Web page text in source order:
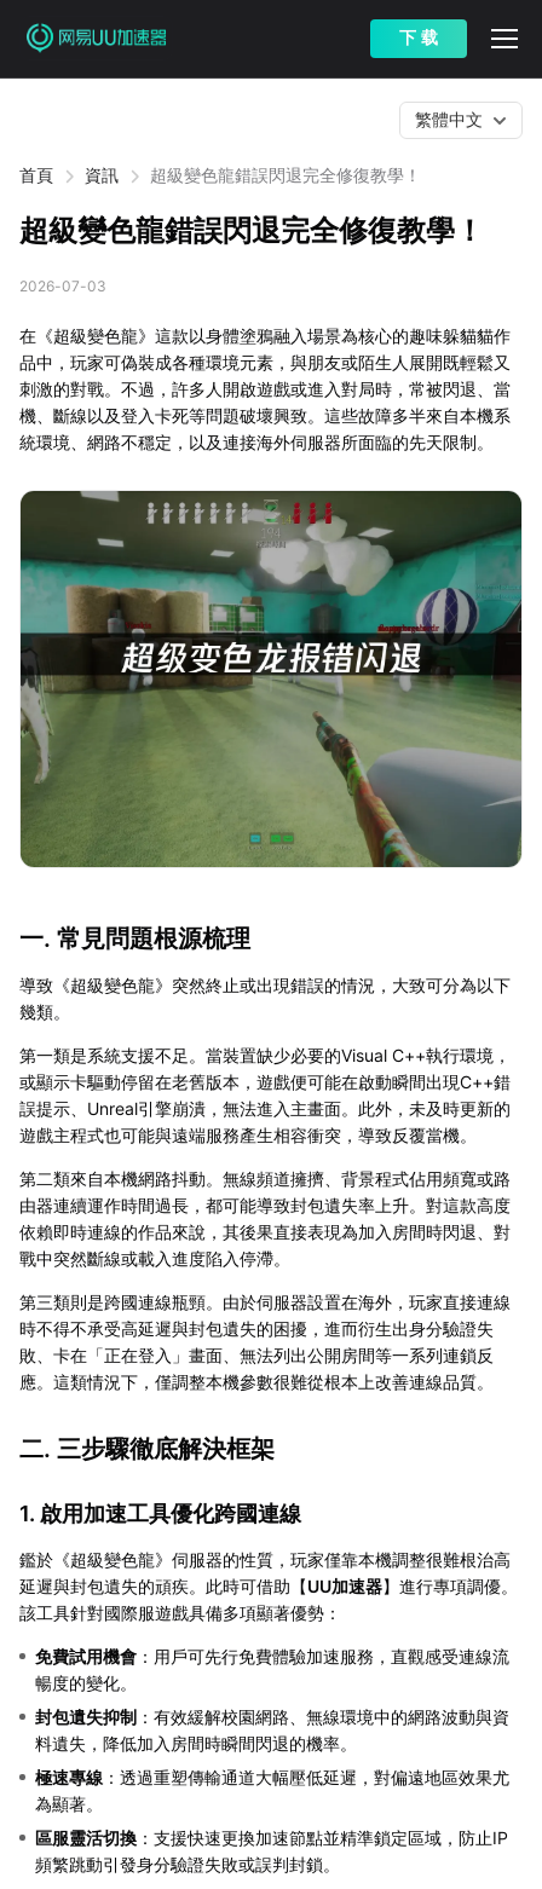
下 载
首頁 資訊 超級變色龍錯誤閃退完全修復教學！
繁體中文
超級變色龍錯誤閃退完全修復教學！
2026-07-03
在《超級變色龍》這款以身體塗鴉融入場景為核心的趣味躲貓貓作
品中，玩家可偽裝成各種環境元素，與朋友或陌生人展開既輕鬆又
刺激的對戰。不過，許多人開啟遊戲或進入對局時，常被閃退、當
機、斷線以及登入卡死等問題破壞興致。這些故障多半來自本機系
統環境、網路不穩定，以及連接海外伺服器所面臨的先天限制。
一. 常見問題根源梳理
導致《超級變色龍》突然終止或出現錯誤的情況，大致可分為以下
幾類。
第一類是系統支援不足。當裝置缺少必要的Visual C++執行環境，
或顯示卡驅動停留在老舊版本，遊戲便可能在啟動瞬間出現C++錯
誤提示、Unreal引擎崩潰，無法進入主畫面。此外，未及時更新的
遊戲主程式也可能與遠端服務產生相容衝突，導致反覆當機。
第二類來自本機網路抖動。無線頻道擁擠、背景程式佔用頻寬或路
由器連續運作時間過長，都可能導致封包遺失率上升。對這款高度
依賴即時連線的作品來說，其後果直接表現為加入房間時閃退、對
戰中突然斷線或載入進度陷入停滯。
第三類則是跨國連線瓶頸。由於伺服器設置在海外，玩家直接連線
時不得不承受高延遲與封包遺失的困擾，進而衍生出身分驗證失
敗、卡在「正在登入」畫面、無法列出公開房間等一系列連鎖反
應。這類情況下，僅調整本機參數很難從根本上改善連線品質。
二. 三步驟徹底解決框架
1. 啟用加速工具優化跨國連線
鑑於《超級變色龍》伺服器的性質，玩家僅靠本機調整很難根治高
延遲與封包遺失的頑疾。此時可借助【UU加速器】進行專項調優。
該工具針對國際服遊戲具備多項顯著優勢：
免費試用機會 ：用戶可先行免費體驗加速服務，直觀感受連線流
暢度的變化。
封包遺失抑制 ：有效緩解校園網路、無線環境中的網路波動與資
料遺失，降低加入房間時瞬間閃退的機率。
極速專線 ：透過重塑傳輸通道大幅壓低延遲，對偏遠地區效果尤
為顯著。
區服靈活切換 ：支援快速更換加速節點並精準鎖定區域，防止IP
頻繁跳動引發身分驗證失敗或誤判封鎖。